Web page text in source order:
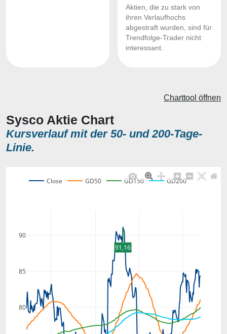
Aktien, die zu stark von
ihren Verlaufhochs
abgestraft wurden, sind für
Trendfolge-Trader nicht
interessant.
Sysco Aktie Chart
Kursverlauf mit der 50- und 200-Tage-
Linie.
Charttool öffnen
80
85
90
Close GD50 GD150 GD200
91,16